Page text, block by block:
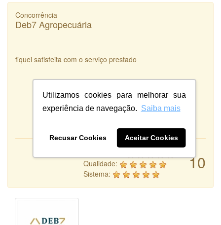
Utilizamos cookies para melhorar sua
experiência de navegação. Saiba mais
Recusar Cookies Aceitar Cookies
Concorrência
Deb7 Agropecuária
fiquei satisfeita com o serviço prestado
10
Qualidade:
Sistema: